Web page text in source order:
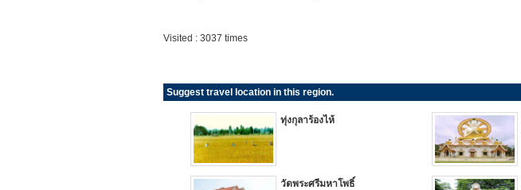
Visited : 3037 times
Suggest travel location in this region.
ทุ่งกุลาร้องไห้
วัดพระศรีมหาโพธิ์